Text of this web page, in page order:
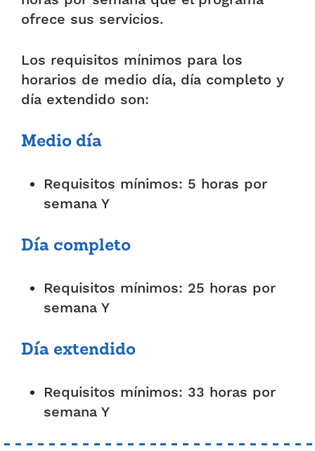
ofrece sus servicios.
Los requisitos mínimos para los
horarios de medio día, día completo y
día extendido son:
Medio día
Requisitos mínimos: 5 horas por
semana Y
Día completo
Requisitos mínimos: 25 horas por
semana Y
Día extendido
Requisitos mínimos: 33 horas por
semana Y